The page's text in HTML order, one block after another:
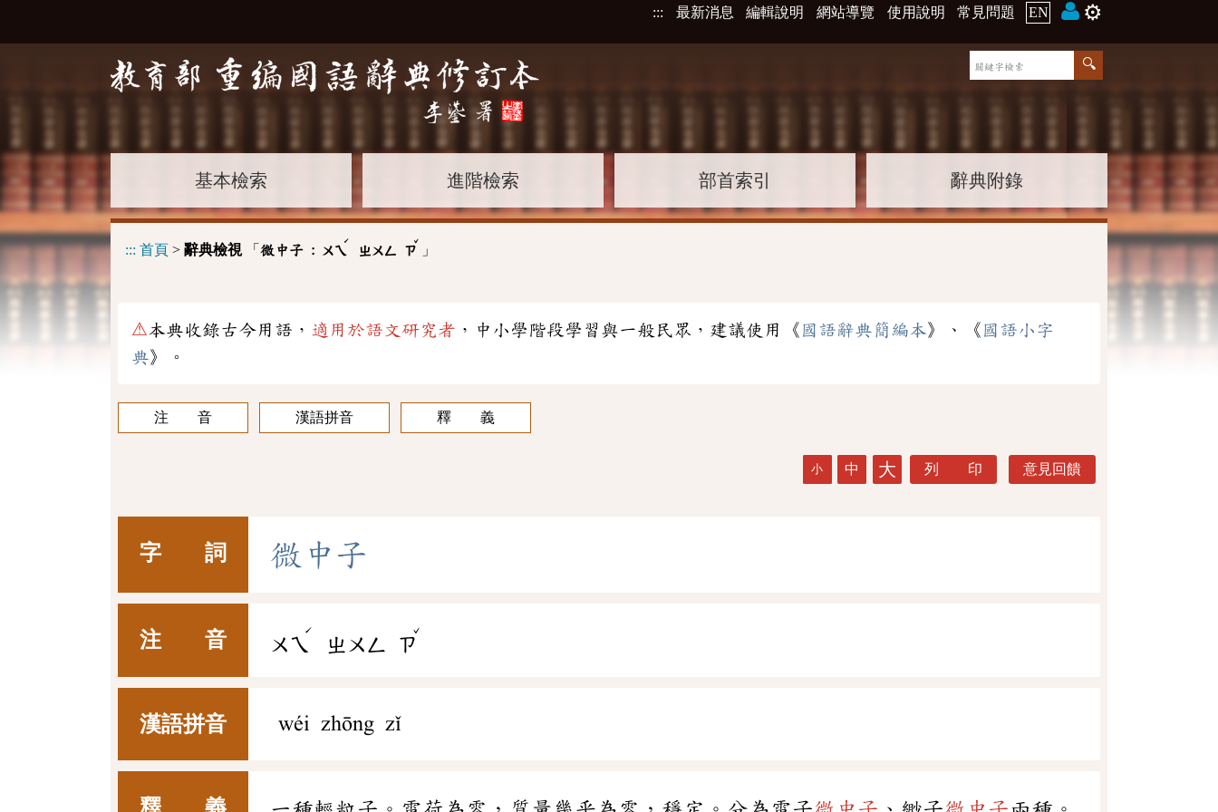
::: 最新消息 編輯說明 網站導覽 使用說明 常見問題 EN ⚙️
基本檢索 進階檢索 部首索引 辭典附錄
::: 首頁 > 辭典檢視「 微中子 : ㄨㄟ
ˊ
ㄓㄨㄥ ㄗ
ˇ
」
⚠本典收錄古今用語， 適用於語文研究者 ，中小學階段學習與一般民眾，建議使用《 國語辭典簡編本》、《 國語小字
典》。
注 音 漢語拼音 釋 義
小 中 大 列 印 意見回饋
字 詞 微 中子
注 音 ㄨㄟ
ˊ
ㄓㄨㄥ ㄗ
ˇ
漢語拼音 wéi zhōng zǐ